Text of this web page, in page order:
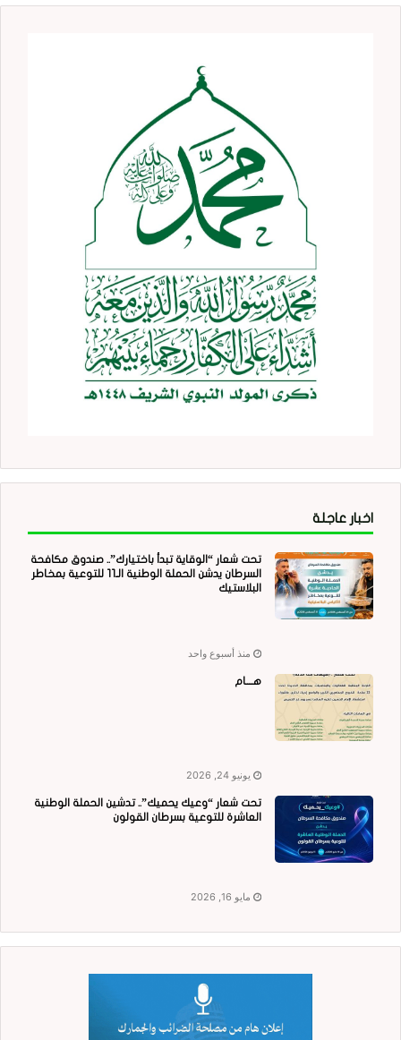
اخبار عاجلة
تحت شعار “الوقاية تبدأ باختيارك”.. صندوق مكافحة
السرطان يدشن الحملة الوطنية الـ11 للتوعية بمخاطر
البلاستيك
منذ أسبوع واحد
هــــام
يونيو 24, 2026
تحت شعار “وعيك يحميك”.. تدشين الحملة الوطنية
العاشرة للتوعية بسرطان القولون
مايو 16, 2026